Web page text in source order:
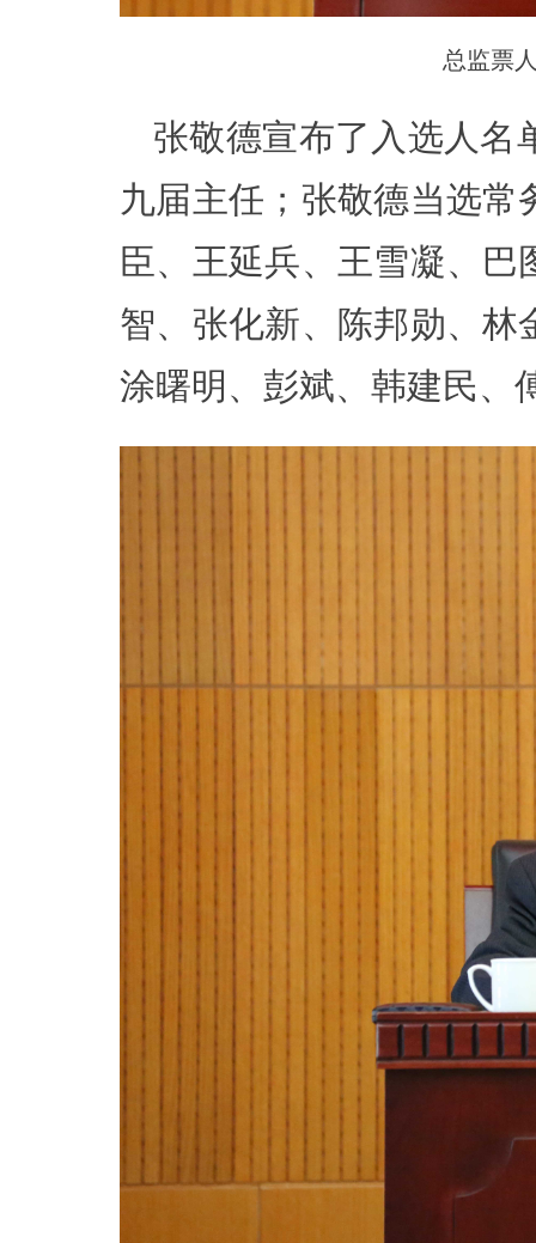
总监票
张敬德宣布了入选人名
九届主任；张敬德当选
臣、王延兵、王雪凝、
智、张化新、陈邦勋、林
涂曙明、彭斌、韩建民、